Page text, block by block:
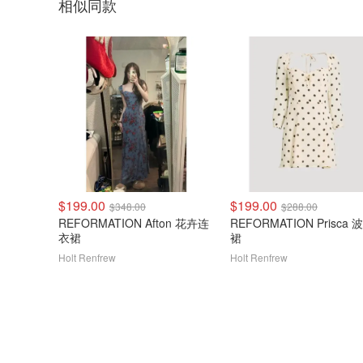
相似同款
$199.00 $348.00
REFORMATION Afton 花卉连
衣裙
Holt Renfrew
$199.00 $288.00
REFORMATION Prisca
裙
Holt Renfrew